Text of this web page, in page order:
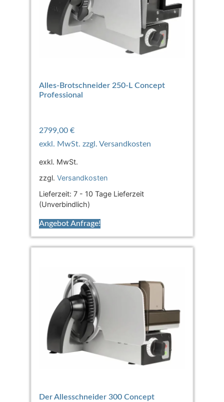
Alles-Brotschneider 250-L Concept
Professional
2799,00 €
exkl. MwSt.
zzgl. Versandkosten
Lieferzeit: 7 - 10 Tage Lieferzeit
(Unverbindlich)
Angebot Anfrage!
Der Allesschneider 300 Concept